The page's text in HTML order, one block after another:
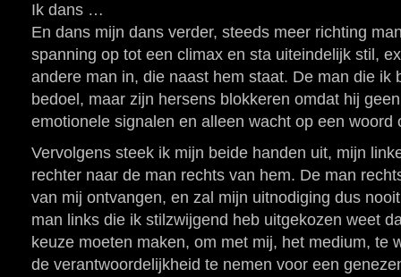
Ik dans …
En dans mijn dans verder, steeds meer richting
spanning op tot een climax en sta uiteindelijk stil,
andere man in, die naast hem staat. De man die ik
bedoel, maar zijn hersens blokkeren omdat hij
emotionele signalen en alleen wacht op een woord
Vervolgens steek ik mijn beide handen uit, mijn
rechter naar de man rechts van hem. De man
van mij ontvangen, en zal mijn uitnodiging dus
man links die ik stilzwijgend heb uitgekozen weet
keuze moeten maken, om met mij, het medium, te
de verantwoordelijkheid te nemen voor een